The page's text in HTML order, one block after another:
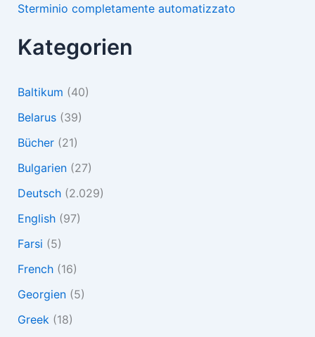
Sterminio completamente automatizzato
Kategorien
Baltikum (40)
Belarus(39)
Bücher(21)
Bulgarien(27)
Deutsch(2.029)
English(97)
Farsi (5)
French(16)
Georgien(5)
Greek(18)